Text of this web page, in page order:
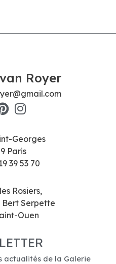
Royer
Georges
Paris
39 53 70
Rosiers,
Bert Serpette
Ouen
actualités de la Galerie